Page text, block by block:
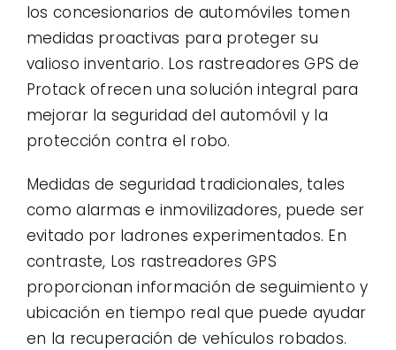
los concesionarios de automóviles tomen
medidas proactivas para proteger su
valioso inventario. Los rastreadores GPS de
Protack ofrecen una solución integral para
mejorar la seguridad del automóvil y la
protección contra el robo.
Medidas de seguridad tradicionales, tales
como alarmas e inmovilizadores, puede ser
evitado por ladrones experimentados. En
contraste, Los rastreadores GPS
proporcionan información de seguimiento y
ubicación en tiempo real que puede ayudar
en la recuperación de vehículos robados.